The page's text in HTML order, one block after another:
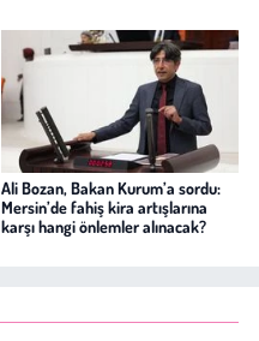
Ali Bozan, Bakan Kurum’a sordu:
Mersin’de fahiş kira artışlarına
karşı hangi önlemler alınacak?